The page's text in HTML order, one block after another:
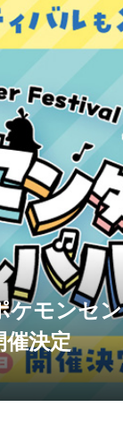
モンセ
決定